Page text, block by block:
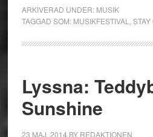
ARKIVERAD UNDER: MUSIK
TAGGAD SOM: MUSIKFESTIVAL STAY
Lyssna:
Sunshine
23 MAJ, 2014 BY REDAKTIONEN